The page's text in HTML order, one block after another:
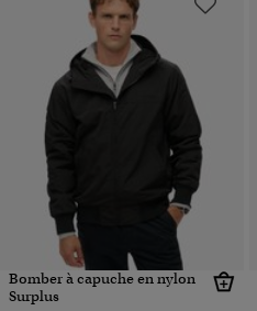
Bomber à capuche en nylon
Surplus